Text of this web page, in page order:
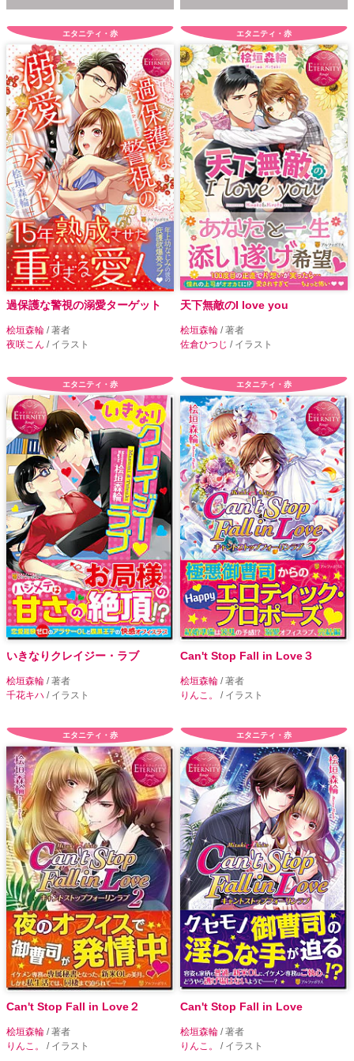
エタニティ・赤
過保護な警視の溺愛ターゲット
桧垣森輪 / 著者
夜咲こん / イラスト
エタニティ・赤
天下無敵のI love you
桧垣森輪 / 著者
佐倉ひつじ / イラスト
エタニティ・赤
いきなりクレイジー・ラブ
桧垣森輪 / 著者
千花キハ / イラスト
エタニティ・赤
Can't Stop Fall in Love３
桧垣森輪 / 著者
りんこ。 / イラスト
エタニティ・赤
Can't Stop Fall in Love２
桧垣森輪 / 著者
りんこ。 / イラスト
エタニティ・赤
Can't Stop Fall in Love
桧垣森輪 / 著者
りんこ。 / イラスト